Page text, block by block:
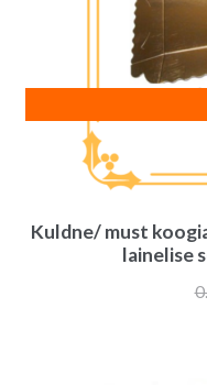
Kuldne/ must
lainelise